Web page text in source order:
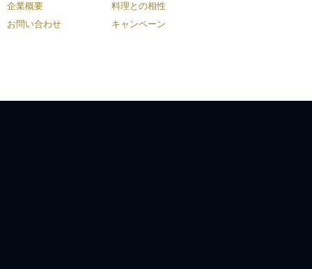
企業概要
お問い合わせ
料理との相性
キャンペーン